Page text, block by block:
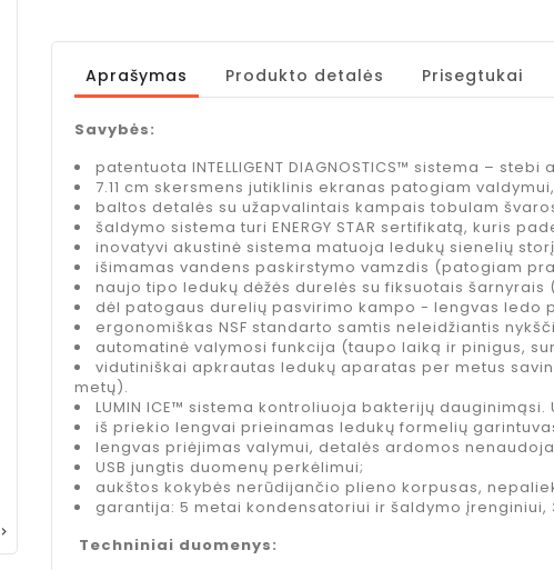
skonio, 750
ml
9,95 €Kaina
Jacobs
Espreso
espreso
koncentuotas
gėrimas, 485
ml
5,84 € Bazinė
kaina
−35% 8,99 €Kaina
kavos
ml
5,39
−40%
8,99 €
ODK
Syrup
ml
10,95

Aprašymas Produkto detalės Prisegtukai
Savybės:
patentuota INTELLIGENT DIAGNOSTICS™ sistema –
7.11 cm skersmens jutiklinis ekranas patogiam
baltos detalės su užapvalintais kampais tobulam
šaldymo sistema turi ENERGY STAR sertifikatą, kuris
inovatyvi akustinė sistema matuoja ledukų sienelių
išimamas vandens paskirstymo vamzdis (patogiam
naujo tipo ledukų dėžės durelės su fiksuotais
dėl patogaus durelių pasvirimo kampo - lengvas ledo
ergonomiškas NSF standarto samtis neleidžiantis
automatinė valymosi funkcija (taupo laiką ir pinigus,
vidutiniškai apkrautas ledukų aparatas per metus
metų).
LUMIN ICE™ sistema kontroliuoja bakterijų
iš priekio lengvai prieinamas ledukų formelių
lengvas priėjimas valymui, detalės ardomos
USB jungtis duomenų perkėlimui;
aukštos kokybės nerūdijančio plieno korpusas,
garantija: 5 metai kondensatoriui ir šaldymo
Techniniai duomenys: